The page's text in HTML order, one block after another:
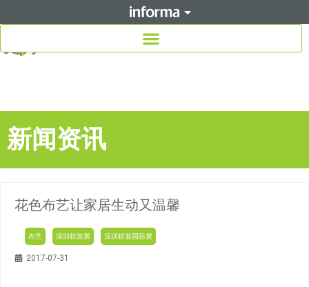
新闻资讯
花色布艺让家居生动又温馨
布艺 深圳软装展 深圳软装国际展
2017-07-31